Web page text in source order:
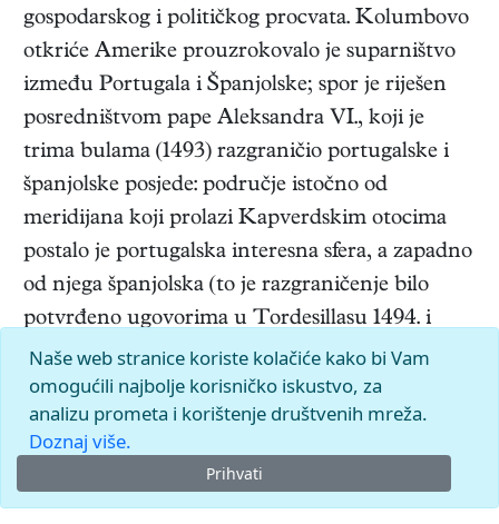
gospodarskog i političkog procvata. Kolumbovo
otkriće Amerike prouzrokovalo je suparništvo
između Portugala i Španjolske; spor je riješen
posredništvom pape Aleksandra VI., koji je
trima bulama (1493) razgraničio portugalske i
španjolske posjede: područje istočno od
meridijana koji prolazi Kapverdskim otocima
postalo je portugalska interesna sfera, a zapadno
od njega španjolska (to je razgraničenje bilo
potvrđeno ugovorima u Tordesillasu 1494. i
Zaragozi 1529). Za Manuelove je vladavine
Vasco da Gama otkrio 1498. morski put u Indiju
te se iskrcao u Calicutu (Kozhikode), dok su P.
A. Cabral i B. Díaz otkrili 1500., na putu u
Indiju, brazilske obale i Madagaskar.
Naše web stranice koriste kolačiće kako bi Vam
omogućili najbolje korisničko iskustvo, za
analizu prometa i korištenje društvenih mreža.
Doznaj više.
Prihvati